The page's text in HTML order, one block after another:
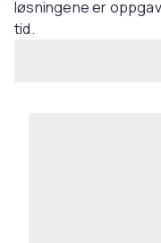
løsningene er
tid.